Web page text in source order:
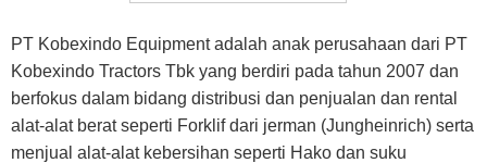
PT Kobexindo Equipment adalah anak perusahaan dari PT
Kobexindo Tractors Tbk yang berdiri pada tahun 2007 dan
berfokus dalam bidang distribusi dan penjualan dan rental
alat-alat berat seperti Forklif dari jerman (Jungheinrich) serta
menjual alat-alat kebersihan seperti Hako dan suku